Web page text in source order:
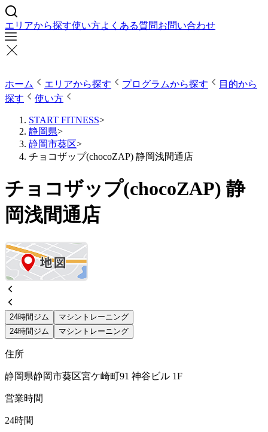
エリアから探す使い方よくある質問お問い合わせ
ホーム エリアから探す プログラムから探す
目的から
探す
使い方
START FITNESS>
静岡県>
静岡市葵区>
チョコザップ(chocoZAP) 静岡浅間通店
チョコザップ(chocoZAP) 静
岡浅間通店
24時間ジム
マシントレーニング
24時間ジム
マシントレーニング
住所
静岡県静岡市葵区宮ケ崎町91 神谷ビル 1F
営業時間
24時間